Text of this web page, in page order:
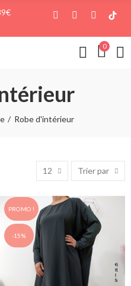
0
Robe d'intérieur
12 Trier par
PROMO !
-15%